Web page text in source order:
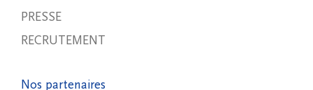
PRESSE
RECRUTEMENT
Nos partenaires